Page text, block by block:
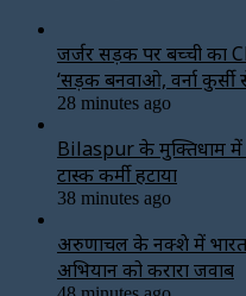
जर्जर सड़क पर बच्ची का
‘सड़क बनवाओ, वर्ना कुर्सी
28 minutes ago
Bilaspur के मुक्तिधाम में
टास्क कर्मी हटाया
38 minutes ago
अरुणाचल के नक्शे में
अभियान को करारा जवाब